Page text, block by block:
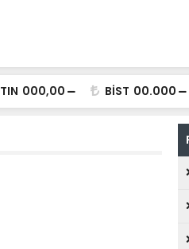
000,00 BİST 00.000